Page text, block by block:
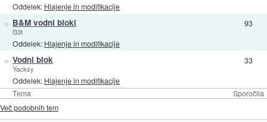
Tema Sporočila
Oddelek: Hlajenje in modifikacije
» B&M vodni bloki
l33t
Oddelek: Hlajenje in modifikacije
93
» Vodni blok
Yacksy
Oddelek: Hlajenje in modifikacije
33
Več podobnih tem